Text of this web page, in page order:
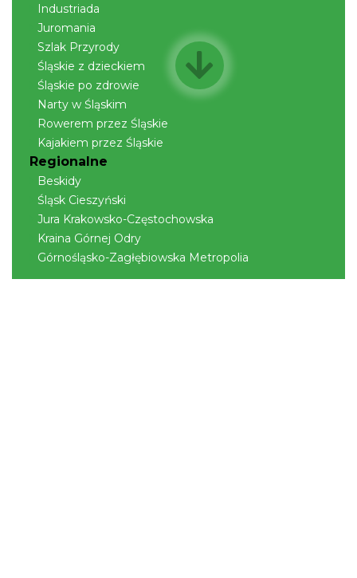
Industriada
Juromania
Szlak Przyrody
Śląskie z dzieckiem
Śląskie po zdrowie
Narty w Śląskim
Rowerem przez Śląskie
Kajakiem przez Śląskie
Regionalne
Beskidy
Śląsk Cieszyński
Jura Krakowsko-Częstochowska
Kraina Górnej Odry
Górnośląsko-Zagłębiowska Metropolia